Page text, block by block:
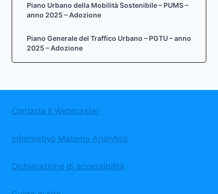
Piano Urbano della Mobilità Sostenibile – PUMS –
anno 2025 – Adozione
Piano Generale del Traffico Urbano – PGTU – anno
2025 – Adozione
Contatta il Webmaster
Informativo Matomo Analytics
Dichiarazione di accessibilità